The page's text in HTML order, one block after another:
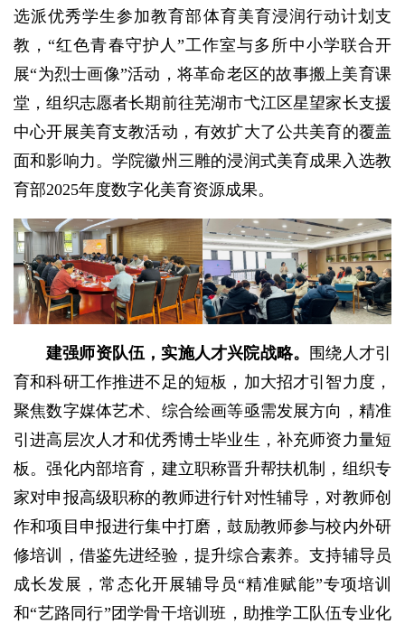
选派优秀学生参加教育部体育美育浸润行动计划支
教，“红色青春守护人”工作室与多所中小学联合开
展“为烈士画像”活动，将革命老区的故事搬上美育课
堂，组织志愿者长期前往芜湖市弋江区星望家长支援
中心开展美育支教活动，有效扩大了公共美育的覆盖
面和影响力。学院徽州三雕的浸润式美育成果入选教
育部2025年度数字化美育资源成果。
建强师资队伍，实施人才兴院战略。
围绕人才引
育和科研工作推进不足的短板，加大招才引智力度，
聚焦数字媒体艺术、综合绘画等亟需发展方向，精准
引进高层次人才和优秀博士毕业生，补充师资力量短
板。强化内部培育，建立职称晋升帮扶机制，组织专
家对申报高级职称的教师进行针对性辅导，对教师创
作和项目申报进行集中打磨，鼓励教师参与校内外研
修培训，借鉴先进经验，提升综合素养。支持辅导员
成长发展，常态化开展辅导员“精准赋能”专项培训
和“艺路同行”团学骨干培训班，助推学工队伍专业化